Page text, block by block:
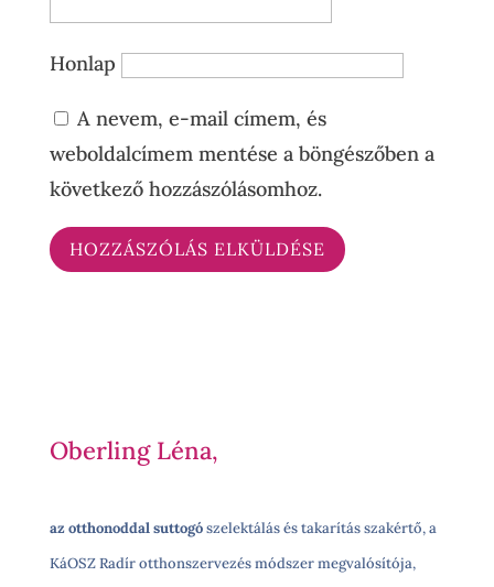
Honlap
A nevem, e-mail címem, és
weboldalcímem mentése a böngészőben a
következő hozzászólásomhoz.
Oberling Léna,
az otthonoddal suttogószelektálás és takarítás szakértő, a
KáOSZ Radír otthonszervezés módszer megvalósítója,